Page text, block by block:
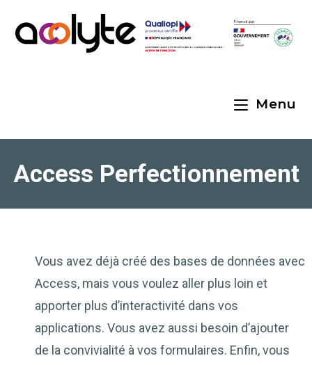
Menu
Access Perfectionnement
Vous avez déjà créé des bases de données avec
Access, mais vous voulez aller plus loin et
apporter plus d’interactivité dans vos
applications. Vous avez aussi besoin d’ajouter
de la convivialité à vos formulaires. Enfin, vous